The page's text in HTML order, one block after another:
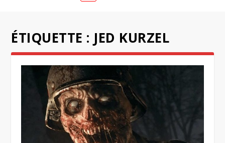
ÉTIQUETTE : JED KURZEL